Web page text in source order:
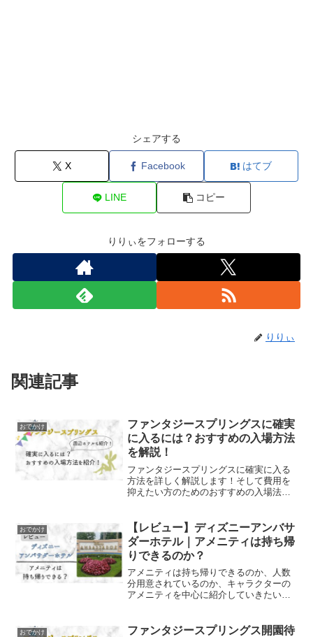
シェアする
X Facebook はてブ
LINE コピー
りりぃをフォローする
りりぃ
関連記事
おでかけ
ファンタジースプリングスに確実
に入るには？おすすめの入場方法
を解説！
ファンタジースプリングスに確実に入る
方法を詳しく解説します！そして費用を
抑えたい方のためのおすすめの入場法も
おでかけ
【レビュー】ディズニーアンバサ
ダーホテル｜アメニティは持ち帰
りできるのか？
アメニティは持ち帰りできるのか、人数
分用意されているのか、キャラクターの
アメニティを中心に紹介していきたいと
おでかけ
ファンタジースプリングス開園待